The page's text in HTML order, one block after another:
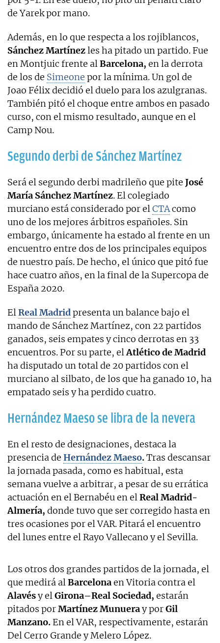
de Yarek por mano.
Además, en lo que respecta a los rojiblancos,
Sánchez Martínezles ha pitado un partido. Fue
en Montjuic frente alBarcelona, en la derrota
de los de Simeone por la mínima. Un gol de
Joao Félix decidió el duelo para los azulgranas.
También pitó el choque entre ambos en pasado
curso, con el mismo resultado, aunque en el
Camp Nou.
Segundo derbi de Sánchez Martínez
Será el segundo derbi madrileño que pite José
María Sánchez Martínez. El colegiado
murciano está considerado por elCTAcomo
uno de los mejores árbitros españoles. Sin
embargo, únicamente ha estado al frente en un
encuentro entre dos de los principales equipos
de nuestro país. De hecho, el único que pitó fue
hace cuatro años, en la final de la Supercopa de
España 2020.
ElReal Madridpresenta un balance bajo el
mando de Sánchez Martínez, con 22 partidos
ganados, seis empates y cinco derrotas en 33
encuentros. Por su parte, elAtlético de Madrid
ha disputado un total de 20 partidos con el
murciano al silbato, de los que ha ganado 10, ha
empatado seis y ha perdido cuatro.
Hernández Maeso se libra de la nevera
En el resto de designaciones, destaca la
presencia de Hernández Maeso.Tras descansar
la jornada pasada, como es habitual, esta
semana vuelve a arbitrar, a pesar de su errática
actuación en el Bernabéu en elReal Madrid-
Almería, donde tuvo que ser corregido hasta en
tres ocasiones por el VAR. Pitará el encuentro
del lunes entre el Rayo Vallecano y el Sevilla.
Los otros dos grandes partidos de la jornada, el
que medirá alBarcelonaen Vitoria contra el
Alavésy elGirona–Real Sociedad, estarán
pitados porMartínez Munueray porGil
Manzano. En el VAR, respectivamente, estarán
Del Cerro Grande y Melero López.